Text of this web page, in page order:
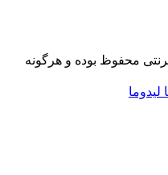
محفوظ بوده و هرگونه